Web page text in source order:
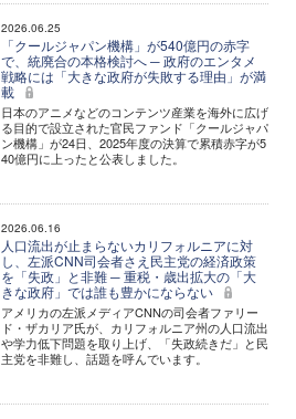
2026.06.25
「クールジャパン機構」が540億円の赤字
で、統廃合の本格検討へ ─ 政府のエンタメ
戦略には「大きな政府が失敗する理由」が満
載
日本のアニメなどのコンテンツ産業を海外に広げ
る目的で設立された官民ファンド「クールジャパ
ン機構」が24日、2025年度の決算で累積赤字が5
40億円に上ったと公表しました。
2026.06.16
人口流出が止まらないカリフォルニアに対
し、左派CNN司会者さえ民主党の経済政策
を「失政」と非難 ─ 重税・歳出拡大の「大
きな政府」では誰も豊かにならない
アメリカの左派メディアCNNの司会者ファリー
ド・ザカリア氏が、カリフォルニア州の人口流出
や学力低下問題を取り上げ、「失政続きだ」と民
主党を非難し、話題を呼んでいます。